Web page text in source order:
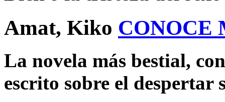
Amat, Kiko CONOCE
La novela más bestial,
escrito sobre el despertar